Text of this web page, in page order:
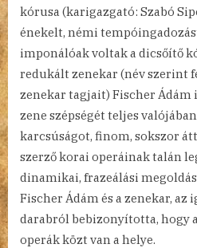
kórusa (karigazgató: Szabó
énekelt, némi
imponálóak voltak a dicsőítő
redukált zenekar (név szerint
zenekar tagjait) Fischer Ádám
zene szépségét teljes
karcsúságot, finom, sokszor
szerző korai operáinak talán
dinamikai, frazeálási
Fischer Ádám és a zenekar,
darabról bebizonyította, hogy
operák közt van a helye.